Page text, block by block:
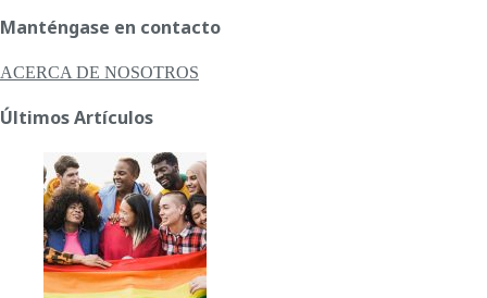
Manténgase en contacto
ACERCA DE NOSOTROS
Últimos Artículos